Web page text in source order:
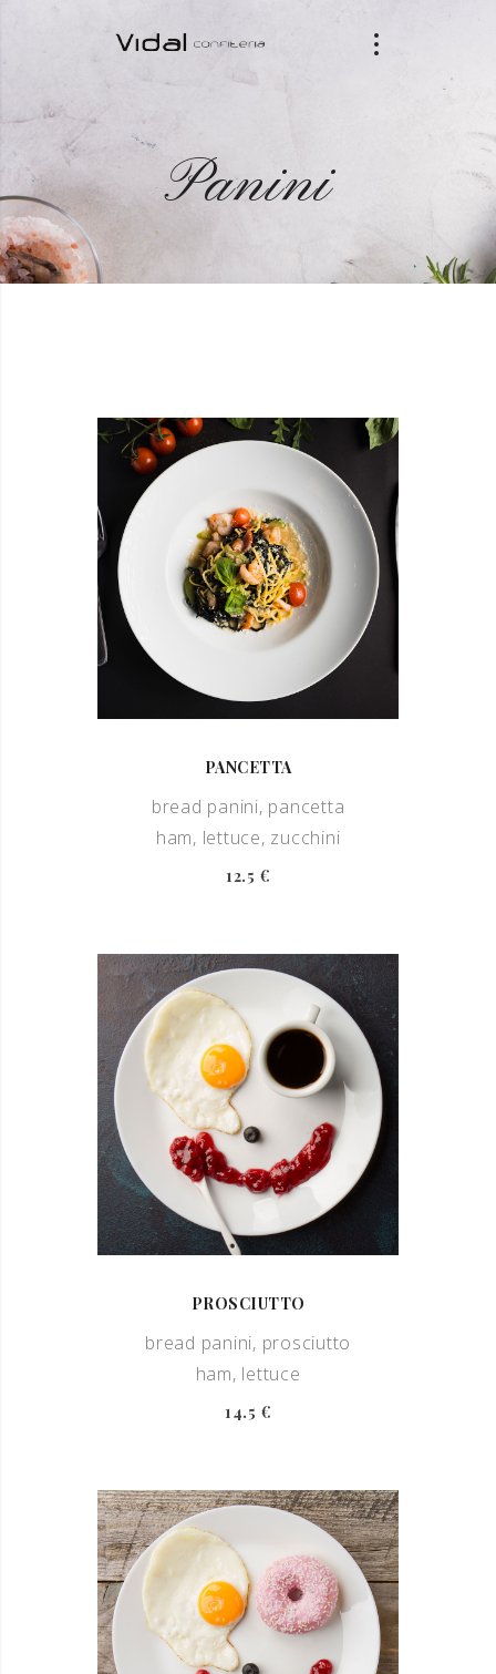
Panini
PANCETTA
bread panini, pancetta
ham, lettuce, zucchini
12.5 €
PROSCIUTTO
bread panini, prosciutto
ham, lettuce
14.5 €